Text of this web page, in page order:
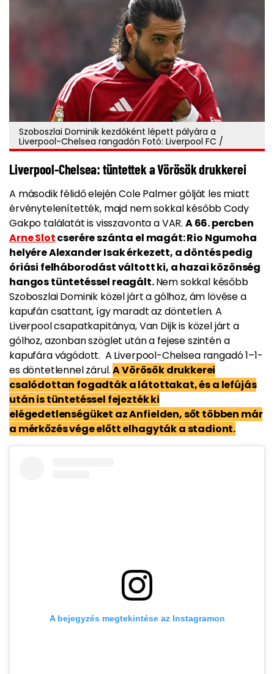
Szoboszlai Dominik kezdőként lépett pályára a
Liverpool-Chelsea rangadón Fotó: Liverpool FC /
Liverpool-Chelsea: tüntettek a Vörösök drukkerei
A második félidő elején Cole Palmer gólját les miatt
érvénytelenítették, majd nem sokkal később Cody
Gakpo találatát is visszavonta a VAR. A 66. percben
Arne Slotcserére szánta el magát: Rio Ngumoha
helyére Alexander Isak érkezett, a döntés pedig
óriási felháborodást váltott ki, a hazai közönség
hangos tüntetéssel reagált.Nem sokkal később
Szoboszlai Dominik közel járt a gólhoz, ám lövése a
kapufán csattant, így maradt az döntetlen. A
Liverpool csapatkapitánya, Van Dijk is közel járt a
gólhoz, azonban szöglet után a fejese szintén a
kapufára vágódott. A Liverpool-Chelsea rangadó 1–1-
es döntetlennel zárul.A Vörösök drukkerei
csalódottan fogadták a látottakat, és a lefújás
után is tüntetéssel fejezték ki
elégedetlenségüket az Anfielden, sőt többen már
a mérkőzés vége előtt elhagyták a stadiont.
A bejegyzés megtekintése az Instagramon